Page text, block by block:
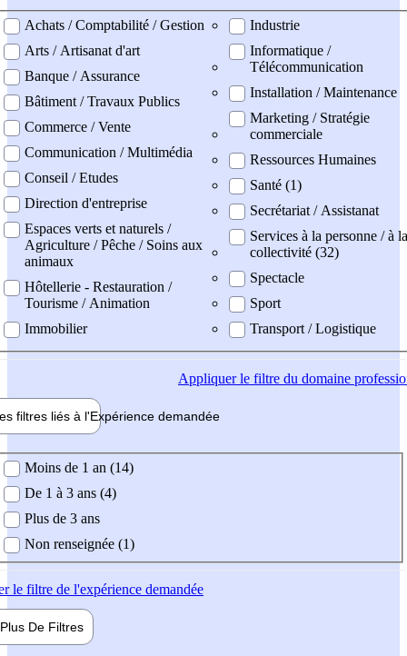
professionel
Achats / Comptabilité / Gestion
Arts / Artisanat d'art
Banque / Assurance
Bâtiment / Travaux Publics
Commerce / Vente
Communication / Multimédia
Conseil / Etudes
Direction d'entreprise
Espaces verts et naturels /
Agriculture / Pêche / Soins aux
animaux
Hôtellerie - Restauration /
Tourisme / Animation
Immobilier
Industrie
Informatique /
Télécommunication
Installation / Maintenance
Marketing / Stratégie
commerciale
Ressources Humaines
Santé (1)
Secrétariat / Assistanat
Services à la personne / à la
collectivité (32)
Spectacle
Sport
Transport / Logistique
Appliquerle filtre du domaine
filtres liés à l'Expérience demandée
demandée
Moins de 1 an (14)
De 1 à 3 ans (4)
Plus de 3 ans
Non renseignée (1)
le filtre de l'expérience demandée
Plus De Filtres